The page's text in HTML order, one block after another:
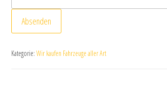
Absenden
Kategorie: Wir kaufen Fahrzeuge aller Art